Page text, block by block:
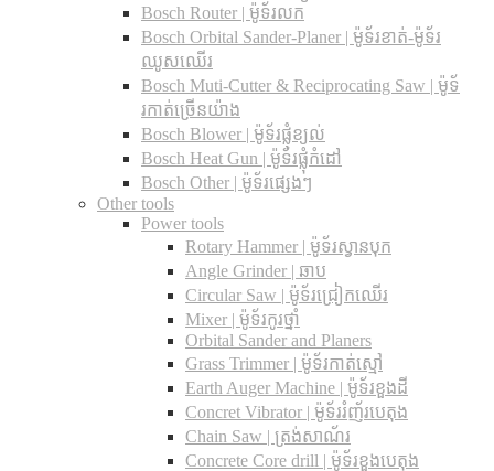
Bosch Router | ម៉ូទ័រលក
Bosch Orbital Sander-Planer​ | ម៉ូទ័រខាត់-ម៉ូទ័រ
ឈូសឈើរ
Bosch Muti-Cutter & Reciprocating Saw​ | ម៉ូទ័
រកាត់ច្រើនយ៉ាង
Bosch Blower | ម៉ូទ័រផ្លុំខ្យល់
Bosch Heat Gun | ម៉ូទ័រផ្លុំកំដៅ
Bosch Other | ម៉ូទ័រផ្សេងៗ
Other tools
Power tools
Rotary Hammer | ម៉ូទ័រស្វានបុក
Angle Grinder | ឆាប
Circular Saw​ | ម៉ូទ័រជ្រៀកឈើរ
Mixer | ម៉ូទ័រកូរថ្នាំ
Orbital Sander and Planers
Grass Trimmer | ម៉ូទ័រកាត់ស្មៅ
Earth Auger Machine | ម៉ូទ័រខួងដី
Concret Vibrator | ម៉ូទ័ររំញ័របេតុង
Chain Saw | ត្រង់សាណ័រ
Concrete Core drill | ម៉ូទ័រខួងបេតុង